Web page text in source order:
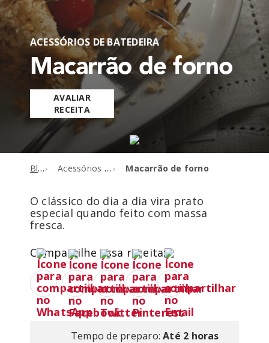
ACESSÓRIOS DE BATEDEIRA
Macarrão de forno
AVALIAR
RECEITA
Blog Acessórios de batedeira Macarrão de forno
O clássico do dia a dia vira prato
especial quando feito com massa
fresca.
Compartilhe essa receita:
Tempo de preparo: Até 2 horas